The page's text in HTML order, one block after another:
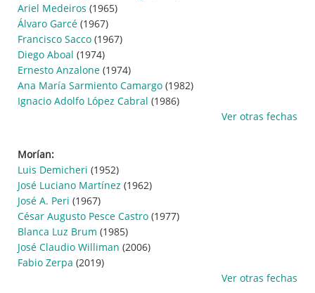
Ariel Medeiros (1965)
Álvaro Garcé (1967)
Francisco Sacco (1967)
Diego Aboal (1974)
Ernesto Anzalone (1974)
Ana María Sarmiento Camargo (1982)
Ignacio Adolfo López Cabral (1986)
Ver otras fechas
Morían:
Luis Demicheri (1952)
José Luciano Martínez (1962)
José A. Peri (1967)
César Augusto Pesce Castro (1977)
Blanca Luz Brum (1985)
José Claudio Williman (2006)
Fabio Zerpa (2019)
Ver otras fechas